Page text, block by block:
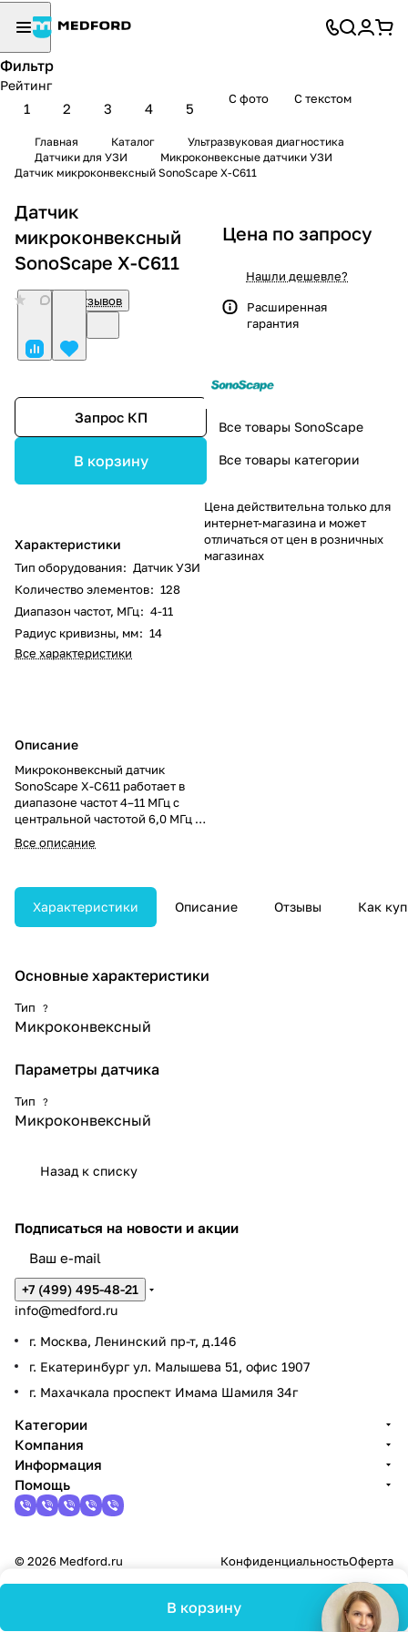
Фильтр
Рейтинг
1 2 3 4 5
С фото С текстом
Главная Каталог
Ультразвуковая диагностика
Датчики для УЗИ
Микроконвексные датчики УЗИ
Датчик микроконвексный SonoScape X-C611
Датчик
микроконвексный
SonoScape X-C611
Нет отзывов
Запрос КП
В корзину
Характеристики
Тип оборудования: Датчик УЗИ
Количество элементов: 128
Диапазон частот, МГц: 4-11
Радиус кривизны, мм: 14
Все характеристики
Описание
Микроконвексный датчик
SonoScape X-C611 работает в
диапазоне частот 4–11 МГц с
центральной частотой 6,0 МГц и
оснащён 128 элементами для
получения чёткого
14 мм и угол сканирования 135°
обеспечивают широкий сектор
обзора и удобство при
Все описание
Цена по запросу
Нашли дешевле?
Расширенная
гарантия
Все товары SonoScape
Все товары категории
Цена действительна только для
интернет-магазина и может
отличаться от цен в розничных
магазинах
Характеристики Описание Отзывы Как
Основные характеристики
Тип ?
Микроконвексный
Параметры датчика
Тип ?
Микроконвексный
Назад к списку
В корзину
Подписаться на новости и акции
+7 (499) 495-48-21
info@medford.ru
г. Москва, Ленинский пр-т, д.146
г. Екатеринбург ул. Малышева 51, офис 1907
г. Махачкала проспект Имама Шамиля 34г
Категории
Компания
Информация
Помощь
© 2026 Medford.ru КонфиденциальностьОферта